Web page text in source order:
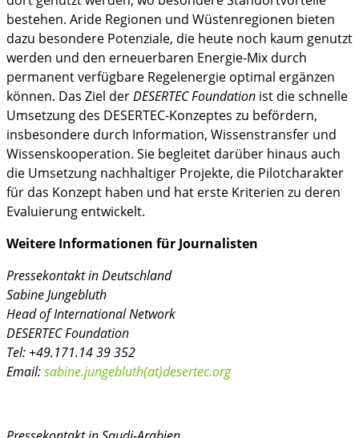
bestehen. Aride Regionen und Wüstenregionen bieten
dazu besondere Potenziale, die heute noch kaum genutzt
werden und den erneuerbaren Energie-Mix durch
permanent verfügbare Regelenergie optimal ergänzen
können. Das Ziel derDESERTEC Foundation ist die schnelle
Umsetzung des DESERTEC-Konzeptes zu befördern,
insbesondere durch Information, Wissenstransfer und
Wissenskooperation. Sie begleitet darüber hinaus auch
die Umsetzung nachhaltiger Projekte, die Pilotcharakter
für das Konzept haben und hat erste Kriterien zu deren
Evaluierung entwickelt.
Weitere Informationen für Journalisten
Pressekontakt in Deutschland
Sabine Jungebluth
Head of International Network
DESERTEC Foundation
Tel: +49.171.14 39 352
Email:sabine.jungebluth(at)desertec.org